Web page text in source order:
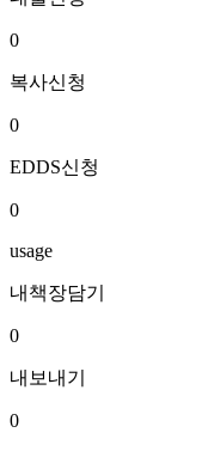
0
복사신청
0
EDDS신청
0
usage
내책장담기
0
내보내기
0